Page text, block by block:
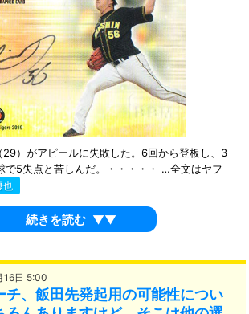
）がアピールに失敗した。6回から登板し、3
で5失点と苦しんだ。・・・・・ …全文はヤフ
也
続きを読む ▼▼
16日 5:00
チ、飯田先発起用の可能性につい